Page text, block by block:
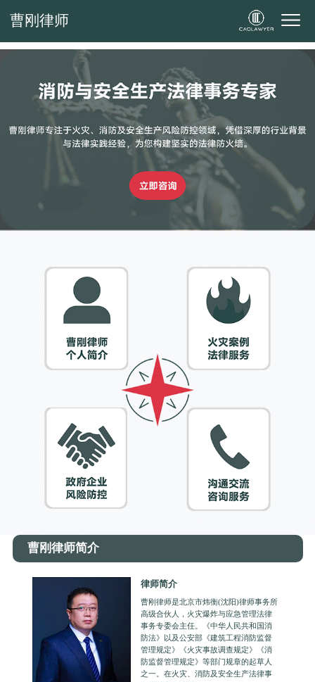
曹刚律师
曹刚律师
曹刚律师简介
律师简介
曹刚律师是北京市炜衡(沈阳)律师事务所
高级合伙人，火灾爆炸与应急管理法律
事务专委会主任。《中华人民共和国消
防法》以及公安部《建筑工程消防监督
管理规定》《火灾事故调查规定》《消
防监督管理规定》等部门规章的起草人
之一。在火灾、消防及安全生产法律事